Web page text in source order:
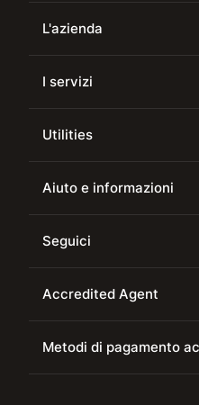
L'azienda
I servizi
Utilities
Aiuto e informazioni
Seguici
Accredited Agent
Metodi di pagamento